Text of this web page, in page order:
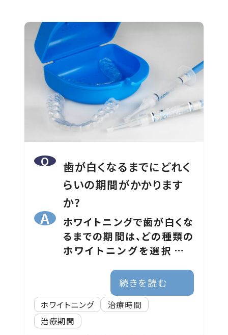
歯が白くなるまでにどれく
らいの期間がかかります
か?
ホワイトニングで歯が白くな
るまでの期間は、どの種類の
ホワイトニングを選択する
って異なります。続きを読む
ホワイトニング
治療時間
治療期間